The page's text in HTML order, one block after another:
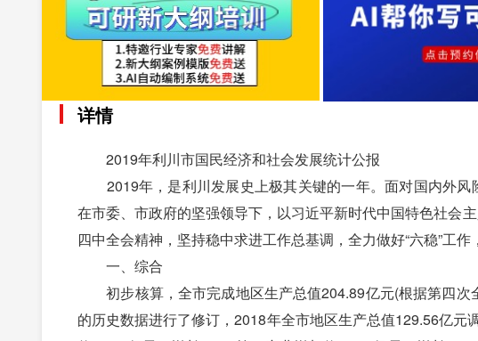
详情
2019年利川市国民经济和社会发展统计公报
2019年，是利川发展史上极其关键的一年。面对国内外风
在市委、市政府的坚强领导下，以习近平新时代中国特色社会
四中全会精神，坚持稳中求进工作总基调，全力做好“六稳”工
一、综合
初步核算，全市完成地区生产总值204.89亿元(根据第四次
的历史数据进行了修订，2018年全市地区生产总值129.56亿